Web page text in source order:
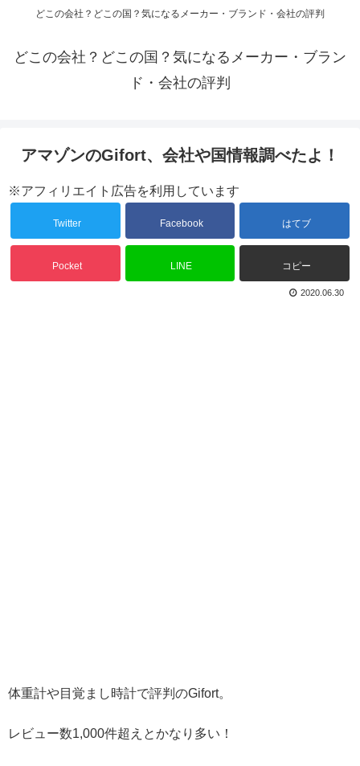
どこの会社？どこの国？気になるメーカー・ブランド・会社の評判
どこの会社？どこの国？気になるメーカー・ブラン
ド・会社の評判
アマゾンのGifort、会社や国情報調べたよ！
※アフィリエイト広告を利用しています
Twitter Facebook はてブ
Pocket LINE コピー
2020.06.30
体重計や目覚まし時計で評判のGifort。
レビュー数1,000件超えとかなり多い！